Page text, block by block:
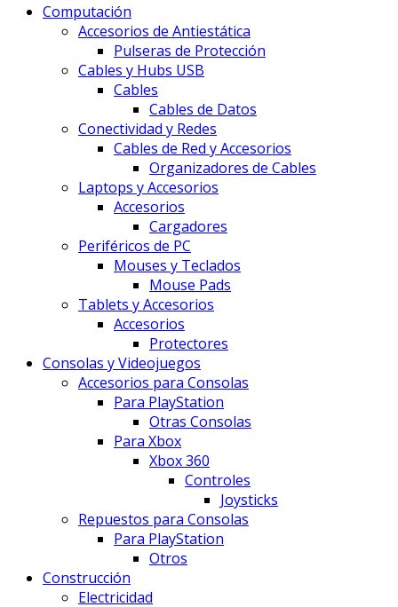
Computación
Accesorios de Antiestática
Pulseras de Protección
Cables y Hubs USB
Cables
Cables de Datos
Conectividad y Redes
Cables de Red y Accesorios
Organizadores de Cables
Laptops y Accesorios
Accesorios
Cargadores
Periféricos de PC
Mouses y Teclados
Mouse Pads
Tablets y Accesorios
Accesorios
Protectores
Consolas y Videojuegos
Accesorios para Consolas
Para PlayStation
Otras Consolas
Para Xbox
Xbox 360
Controles
Joysticks
Repuestos para Consolas
Para PlayStation
Otros
Construcción
Electricidad